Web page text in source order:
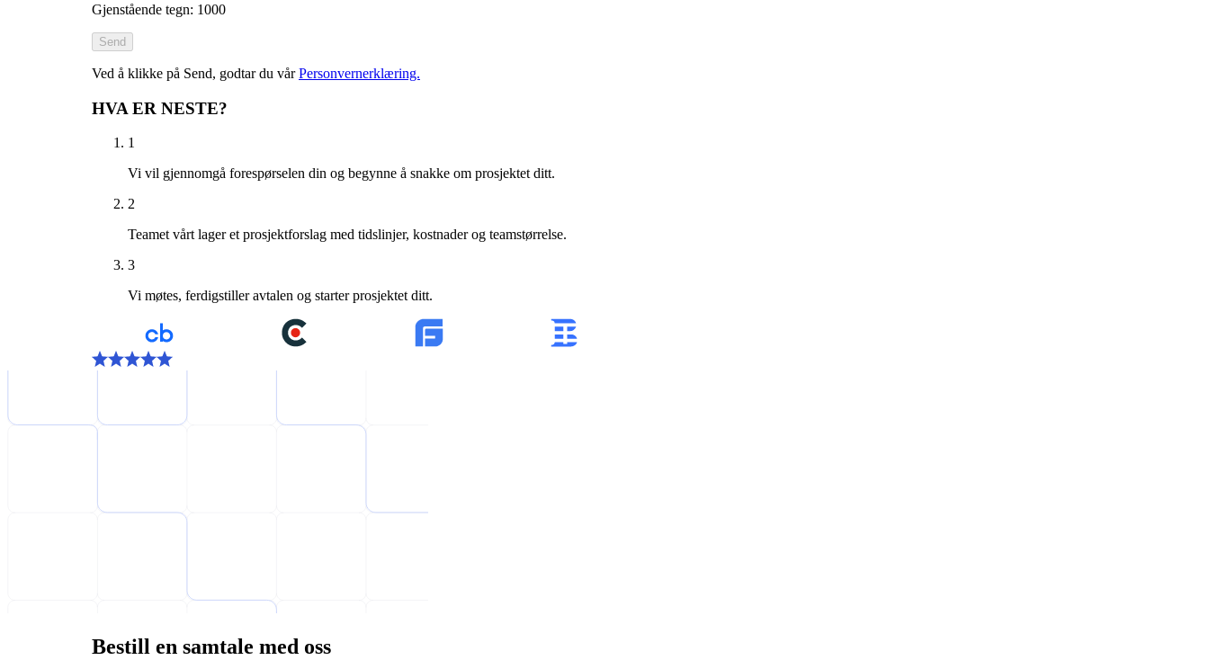
Gjenstående tegn: 1000
Send
Ved å klikke på Send, godtar du vårPersonvernerklæring.
HVA ER NESTE?
1
Vi vil gjennomgå forespørselen din og begynne å snakke om prosjektet ditt.
2
Teamet vårt lager et prosjektforslag med tidslinjer, kostnader og teamstørrelse.
3
Vi møtes, ferdigstiller avtalen og starter prosjektet ditt.
Bestill en samtale med oss